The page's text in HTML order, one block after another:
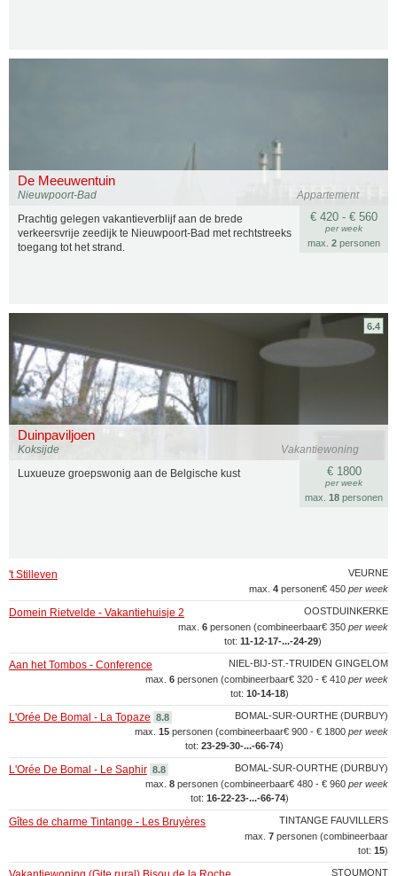
De Meeuwentuin
Appartement
Nieuwpoort-Bad
€ 420 - € 560
per week
max. 2 personen
Prachtig gelegen vakantieverblijf aan de brede
verkeersvrije zeedijk te Nieuwpoort-Bad met rechtstreeks
toegang tot het strand.
Duinpaviljoen
Vakantiewoning
Koksijde
6.4
€ 1800
per week
max. 18 personen
Luxueuze groepswonig aan de Belgische kust
VEURNE
't Stilleven
€ 450 per week
max. 4 personen
OOSTDUINKERKE
Domein Rietvelde - Vakantiehuisje 2
€ 350 per week
max. 6 personen (combineerbaar
tot: 11‑12‑17‑...‑24‑29)
NIEL-BIJ-ST.-TRUIDEN GINGELOM
Aan het Tombos - Conference
€ 320 - € 410 per week
max. 6 personen (combineerbaar
tot: 10‑14‑18)
BOMAL-SUR-OURTHE (DURBUY)
L'Orée De Bomal - La Topaze 8.8
€ 900 - € 1800 per week
max. 15 personen (combineerbaar
tot: 23‑29‑30‑...‑66‑74)
BOMAL-SUR-OURTHE (DURBUY)
L'Orée De Bomal - Le Saphir 8.8
€ 480 - € 960 per week
max. 8 personen (combineerbaar
tot: 16‑22‑23‑...‑66‑74)
TINTANGE FAUVILLERS
Gîtes de charme Tintange - Les Bruyères
max. 7 personen (combineerbaar
tot: 15)
STOUMONT